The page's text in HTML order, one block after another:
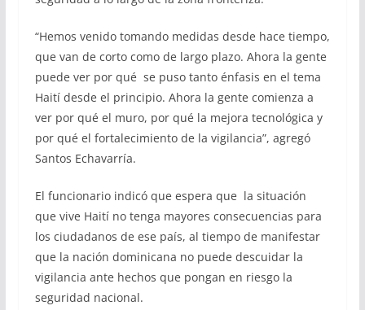
“Hemos venido tomando medidas desde hace tiempo,
que van de corto como de largo plazo. Ahora la gente
puede ver por qué se puso tanto énfasis en el tema
Haití desde el principio. Ahora la gente comienza a
ver por qué el muro, por qué la mejora tecnológica y
por qué el fortalecimiento de la vigilancia”, agregó
Santos Echavarría.
El funcionario indicó que espera que la situación
que vive Haití no tenga mayores consecuencias para
los ciudadanos de ese país, al tiempo de manifestar
que la nación dominicana no puede descuidar la
vigilancia ante hechos que pongan en riesgo la
seguridad nacional.